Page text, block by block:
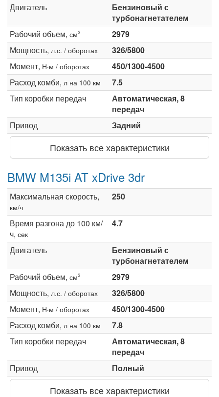
Двигатель
Бензиновый с
турбонагнетателем
Рабочий объем, см3
2979
Мощность, л.с. / оборотах
326/5800
Момент, Н·м / оборотах
450/1300-4500
Расход комби, л на 100 км
7.5
Тип коробки передач
Автоматическая, 8
передач
Привод
Задний
Показать все характеристики
BMW M135i AT xDrive 3dr
Максимальная скорость,
км/ч
250
Время разгона до 100 км/
ч, сек
4.7
Двигатель
Бензиновый с
турбонагнетателем
Рабочий объем, см3
2979
Мощность, л.с. / оборотах
326/5800
Момент, Н·м / оборотах
450/1300-4500
Расход комби, л на 100 км
7.8
Тип коробки передач
Автоматическая, 8
передач
Привод
Полный
Показать все характеристики